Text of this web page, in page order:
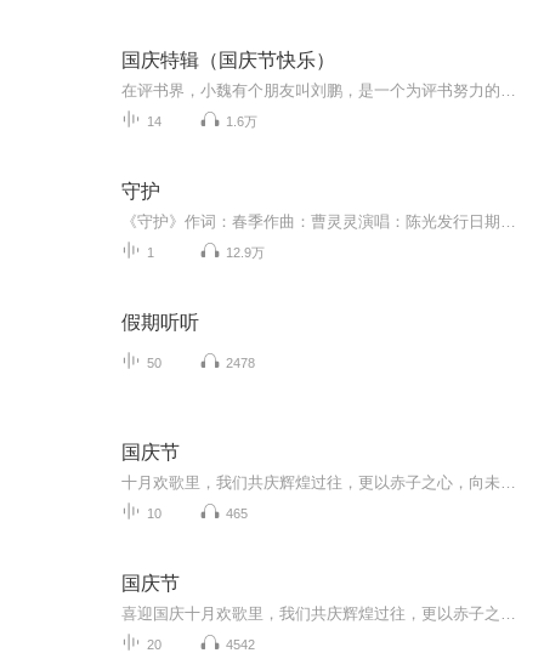
国庆特辑（国庆节快乐）
14 1.6万
守护
1 12.9万
假期听听
50 2478
国庆节
10 465
国庆节
20 4542